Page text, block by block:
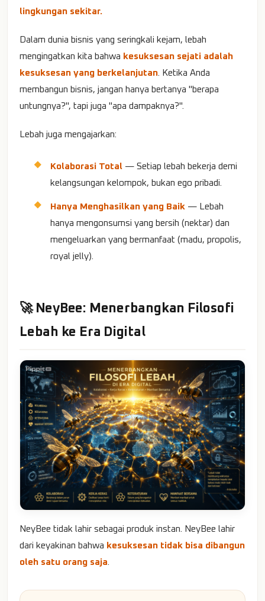
lingkungan sekitar.
Dalam dunia bisnis yang seringkali kejam, lebah
mengingatkan kita bahwa kesuksesan sejati adalah
kesuksesan yang berkelanjutan . Ketika Anda
membangun bisnis, jangan hanya bertanya "berapa
untungnya?", tapi juga "apa dampaknya?".
Lebah juga mengajarkan:
Kolaborasi Total — Setiap lebah bekerja demi
kelangsungan kelompok, bukan ego pribadi.
Hanya Menghasilkan yang Baik — Lebah
hanya mengonsumsi yang bersih (nektar) dan
mengeluarkan yang bermanfaat (madu, propolis,
royal jelly).
🚀 NeyBee: Menerbangkan Filosofi
Lebah ke Era Digital
NeyBee tidak lahir sebagai produk instan. NeyBee lahir
dari keyakinan bahwa kesuksesan tidak bisa dibangun
oleh satu orang saja